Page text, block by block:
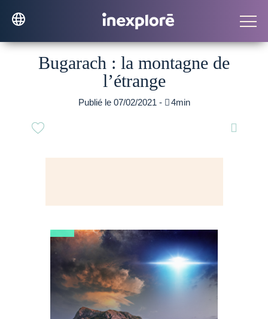
Bugarach : la montagne de
l’étrange
Publié le 07/02/2021 - 4min
